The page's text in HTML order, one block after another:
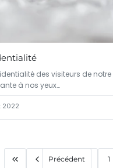
des visiteurs de notre
à nos yeux…
2022
Précédent 1